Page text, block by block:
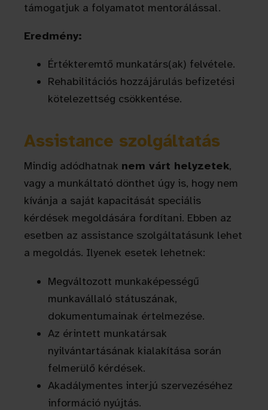
támogatjuk a folyamatot mentorálással.
Eredmény:
Értékteremtő munkatárs(ak) felvétele.
Rehabilitációs hozzájárulás befizetési
kötelezettség csökkentése.
Assistance szolgáltatás
Mindig adódhatnak nem várt helyzetek,
vagy a munkáltató dönthet úgy is, hogy nem
kívánja a saját kapacitását speciális
kérdések megoldására fordítani. Ebben az
esetben az assistance szolgáltatásunk lehet
a megoldás. Ilyenek esetek lehetnek:
Megváltozott munkaképességű
munkavállaló státuszának,
dokumentumainak értelmezése.
Az érintett munkatársak
nyilvántartásának kialakítása során
felmerülő kérdések.
Akadálymentes interjú szervezéséhez
információ nyújtás.